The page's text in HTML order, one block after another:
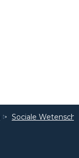
Sociale